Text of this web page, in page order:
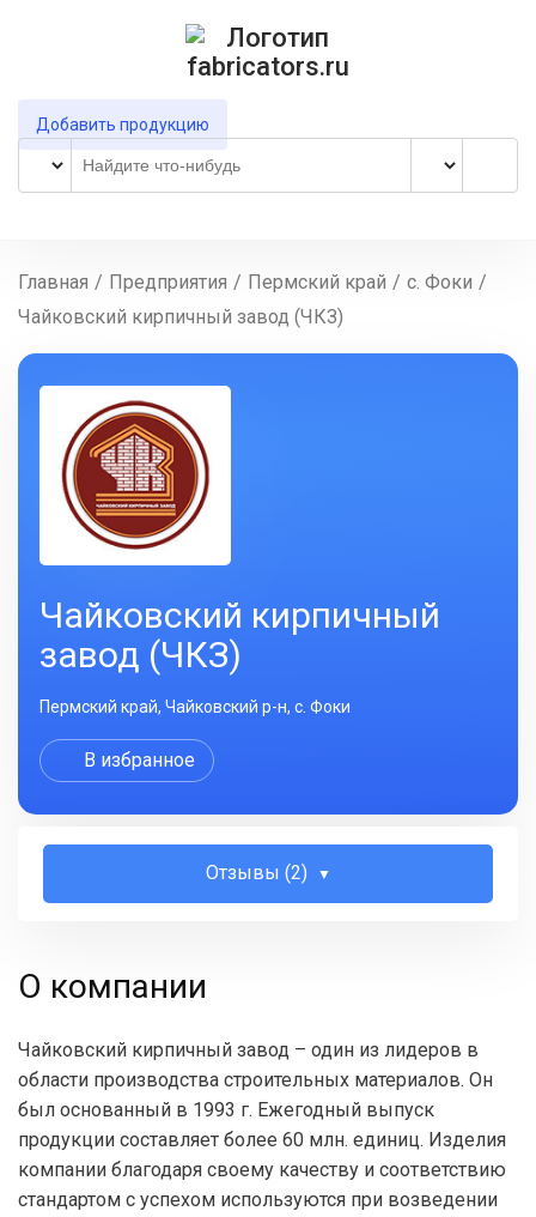
Добавить продукцию
Главная / Предприятия / Пермский край / с. Фоки /
Чайковский кирпичный завод (ЧКЗ)
Чайковский кирпичный
завод (ЧКЗ)
Пермский край, Чайковский р-н, с. Фоки
В избранное
Отзывы (2)
О компании
Чайковский кирпичный завод – один из лидеров в
области производства строительных материалов. Он
был основанный в 1993 г. Ежегодный выпуск
продукции составляет более 60 млн. единиц. Изделия
компании благодаря своему качеству и соответствию
стандартом с успехом используются при возведении